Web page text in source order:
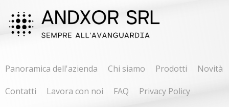
Panoramica dell'azienda Chi siamo Prodotti
Novità
Contatti
Lavora con noi FAQ
Privacy Policy